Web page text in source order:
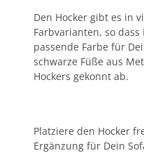
Den Hocker gibt es in
Farbvarianten, so
passende Farbe für
schwarze Füße aus
Hockers gekonnt ab.
Platziere den Hocker
Ergänzung für Dein